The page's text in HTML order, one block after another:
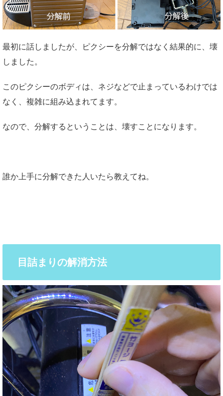
最初に話しましたが、ピクシーを分解ではなく結果的に、壊
しました。
このピクシーのボディは、ネジなどで止まっているわけでは
なく、複雑に組み込まれてます。
なので、分解するということは、壊すことになります。
誰か上手に分解できた人いたら教えてね。
目詰まりの解消方法